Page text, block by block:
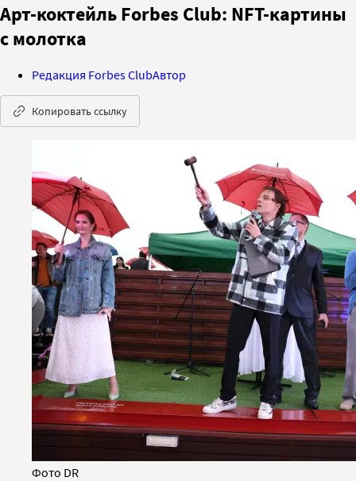
Арт-коктейль Forbes Club: NFT-картины
с молотка
Редакция Forbes ClubАвтор
Копировать ссылку
Фото DR